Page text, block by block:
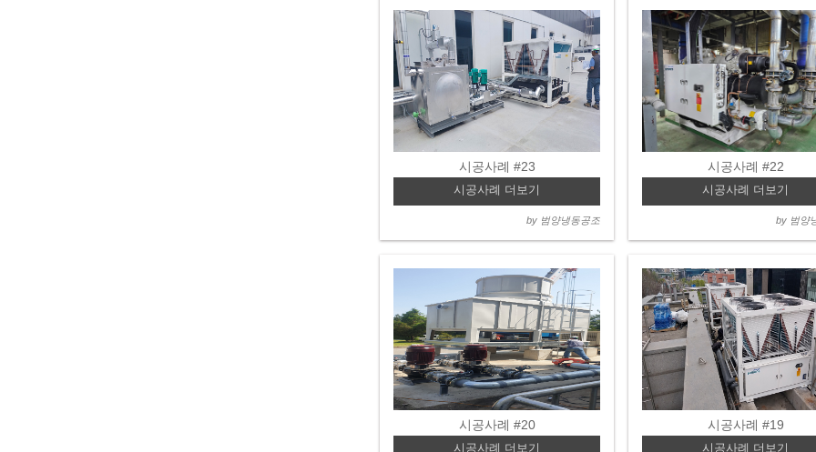
시공사례 #23
시공사례 더보기
by 범양냉동공조
시공사례 #22
시공사례 더보기
by 범양
시공사례 #20
시공사례 더보기
시공사례 #19
시공사례 더보기